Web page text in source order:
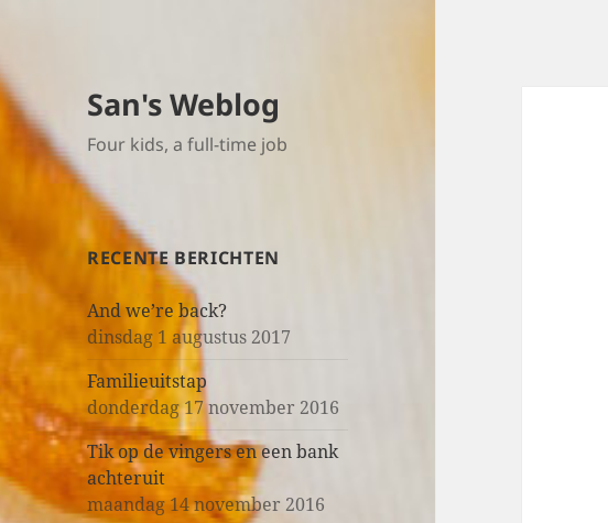
San's Weblog
Four kids, a full-time job
RECENTE BERICHTEN
And we’re back?
dinsdag 1 augustus 2017
Familieuitstap
donderdag 17 november 2016
Tik op de vingers en een bank
achteruit
maandag 14 november 2016